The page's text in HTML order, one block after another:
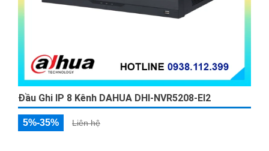
Đầu Ghi IP 8 Kênh DAHUA DHI-NVR5208-EI2
5%-35% Liên hệ